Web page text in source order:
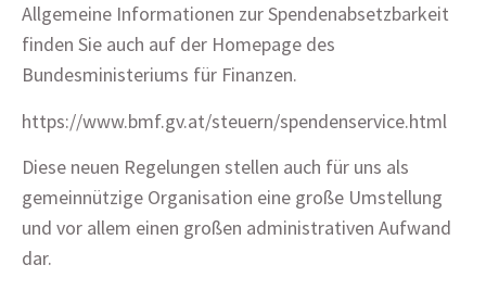
Allgemeine Informationen zur Spendenabsetzbarkeit
finden Sie auch auf der Homepage des
Bundesministeriums für Finanzen.
https://www.bmf.gv.at/steuern/spendenservice.html
Diese neuen Regelungen stellen auch für uns als
gemeinnützige Organisation eine große Umstellung
und vor allem einen großen administrativen Aufwand
dar.